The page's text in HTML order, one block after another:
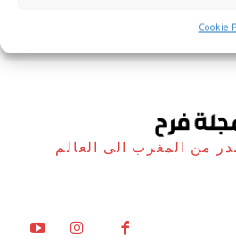
Cookie
من المغرب الى العالم